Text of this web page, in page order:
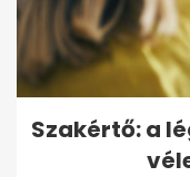
Szakértő: a